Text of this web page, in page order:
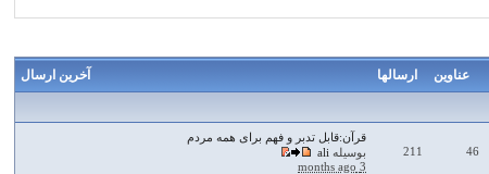
عناوین ارسالها آخرین ارسال
46
211
قرآن:قابل تدبر و فهم برای همه مردم
بوسیله ali
3 months ago